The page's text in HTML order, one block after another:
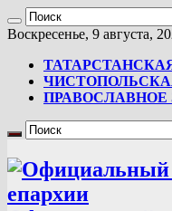
Воскресенье, 9 августа,
ПРАВОСЛАВНОЕ